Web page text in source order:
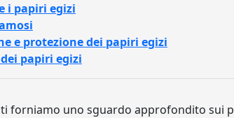
i papiri egizi
e protezione dei papiri egizi
papiri egizi
forniamo uno sguardo approfondito sui